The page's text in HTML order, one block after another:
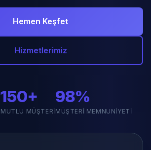
Hemen Keşfet
Hizmetlerimiz
150+
MUTLU MÜŞTERI
98%
MÜŞTERI MEMNUNIYETI